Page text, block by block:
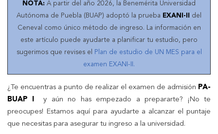
NOTA: A partir del año 2026, la Benemérita Universidad
Autónoma de Puebla (BUAP) adoptó la prueba
EXANI-II
del
Ceneval como único método de ingreso. La información en
este artículo puede ayudarte a planificar tu estudio, pero
sugerimos que revises el
Plan de estudio de UN MES para el
examen EXANI-II.
¿Te encuentras a punto de realizar el examen de admisión PA-
BUAP I y aún no has empezado a prepararte? ¡No te
preocupes! Estamos aquí para ayudarte a alcanzar el puntaje
que necesitas para asegurar tu ingreso a la universidad.